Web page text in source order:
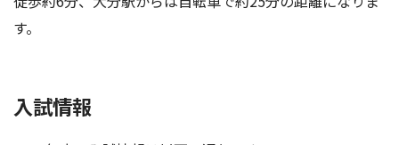
す。
入試情報